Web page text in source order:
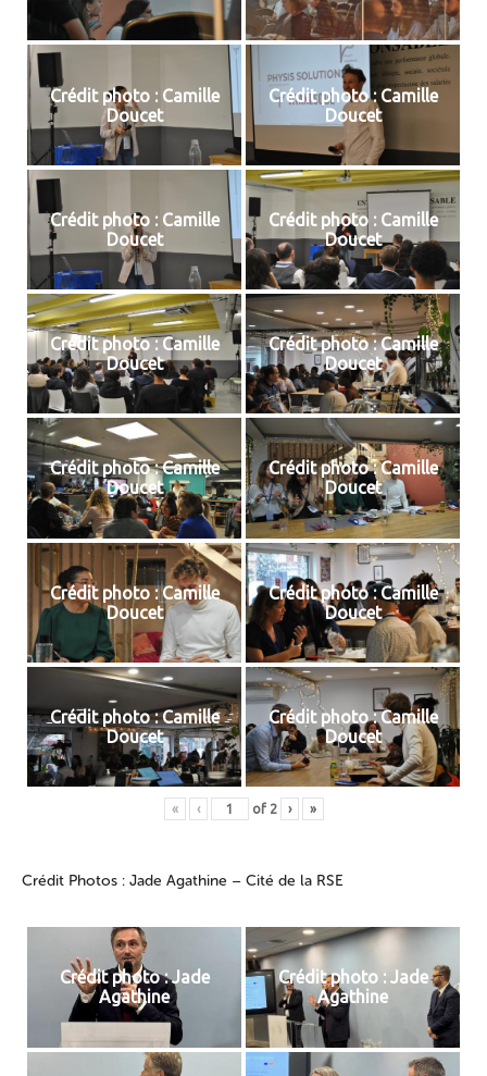
Crédit photo : Camille
Doucet
Crédit photo : Camille
Doucet
Crédit photo : Camille
Doucet
Crédit photo : Camille
Doucet
Crédit photo : Camille
Doucet
Crédit photo : Camille
Doucet
Crédit photo : Camille
Doucet
Crédit photo : Camille
Doucet
Crédit photo : Camille
Doucet
Crédit photo : Camille
Doucet
Crédit photo : Camille
Doucet
Crédit photo : Camille
Doucet
« ‹ of 2 › »
Crédit Photos : Jade Agathine – Cité de la RSE
Crédit photo : Jade
Agathine
Crédit photo : Jade
Agathine